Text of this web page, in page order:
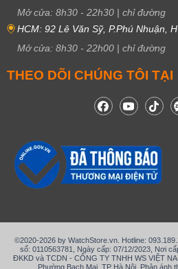
Mở cửa: 8h30 - 22h30 | chỉ đường
HCM: 92 Lê Văn Sỹ, P.Phú Nhuận,
Mở cửa: 8h30 - 22h00 | chỉ đường
THEO DÕI CHÚNG TÔI TẠI
©2020-2026 by WatchStore.vn. Hotline:
số: 0110563781, Ngày cấp: 07/12/2023, Nơi
ĐKKD và TCDN - CÔNG TY TNHH WS VIỆT
Phường Bạch Mai, TP Hà Nội. Phản ánh